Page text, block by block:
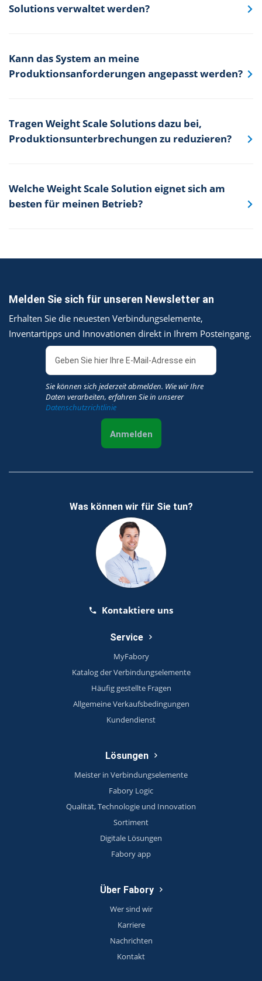
Solutions verwaltet werden?
Kann das System an meine
Produktionsanforderungen angepasst werden?
Tragen Weight Scale Solutions dazu bei,
Produktionsunterbrechungen zu reduzieren?
Welche Weight Scale Solution eignet sich am
besten für meinen Betrieb?
Melden Sie sich für unseren Newsletter an
Erhalten Sie die neuesten Verbindungselemente,
Inventartipps und Innovationen direkt in Ihrem Posteingang.
Sie können sich jederzeit abmelden. Wie wir Ihre
Daten verarbeiten, erfahren Sie in unserer
Datenschutzrichtlinie
Anmelden
Was können wir für Sie tun?
Kontaktiere uns
Service
MyFabory
Katalog der Verbindungselemente
Häufig gestellte Fragen
Allgemeine Verkaufsbedingungen
Kundendienst
Lösungen
Meister in Verbindungselemente
Fabory Logic
Qualität, Technologie und Innovation
Sortiment
Digitale Lösungen
Fabory app
Über Fabory
Wer sind wir
Karriere
Nachrichten
Kontakt